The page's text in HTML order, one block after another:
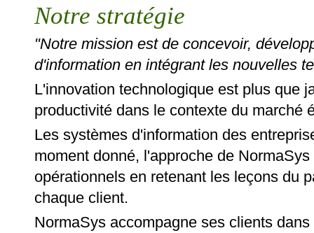
Notre stratégie
"Notre mission est de concevoir,
d'information en intégrant les nouvelles
L'innovation technologique est plus que
productivité dans le contexte du marché
Les systèmes d'information des
moment donné, l'approche de
opérationnels en retenant les leçons du
chaque client.
NormaSys accompagne ses clients